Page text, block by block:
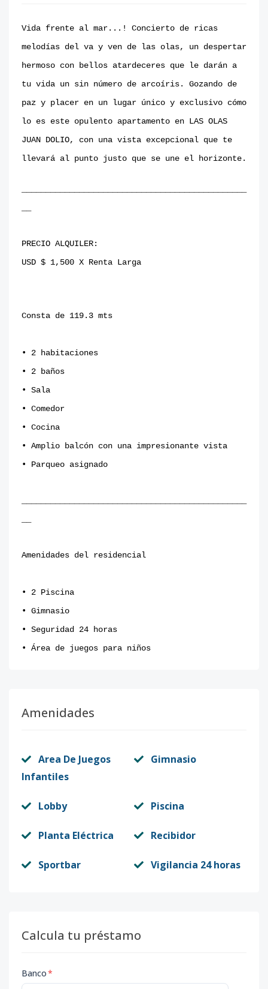
Vida frente al mar...! Concierto de ricas
melodías del va y ven de las olas, un despertar
hermoso con bellos atardeceres que le darán a
tu vida un sin número de arcoíris. Gozando de
paz y placer en un lugar único y exclusivo cómo
lo es este opulento apartamento en LAS OLAS
JUAN DOLIO, con una vista excepcional que te
llevará al punto justo que se une el horizonte.⁣⁣
PRECIO ALQUILER:
USD $ 1,500 X Renta Larga
Consta de 119.3 mts
• 2 habitaciones ⁣
• 2 baños⁣
• Sala⁣
• Comedor⁣
• Cocina⁣
• Amplio balcón con una impresionante vista ⁣
• Parqueo asignado⁣
Amenidades del residencial ⁣
• 2 Piscina⁣
• Gimnasio ⁣
• Seguridad 24 horas⁣
• Área de juegos para niños
Amenidades
Area De Juegos
Infantiles
Gimnasio
Lobby Piscina
Planta Eléctrica Recibidor
Sportbar Vigilancia 24 horas
Calcula tu préstamo
Banco*